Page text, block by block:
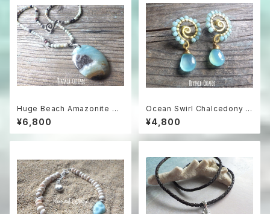
Huge Beach Amazonite Ne
cklace / 特大アマゾナイトのス
テートメントネックレス
¥6,800
Ocean Swirl Chalcedony *
Sea blue* 波の渦から滴るシ
ーブルーカルセドニーのボヘミ
アンピアス
¥4,800